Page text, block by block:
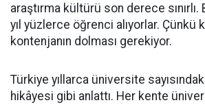
araştırma kültürü son derece
yıl yüzlerce öğrenci alıyorlar. Çünkü
kontenjanın dolması gerekiyor.
Türkiye yıllarca üniversite
hikâyesi gibi anlattı. Her kente